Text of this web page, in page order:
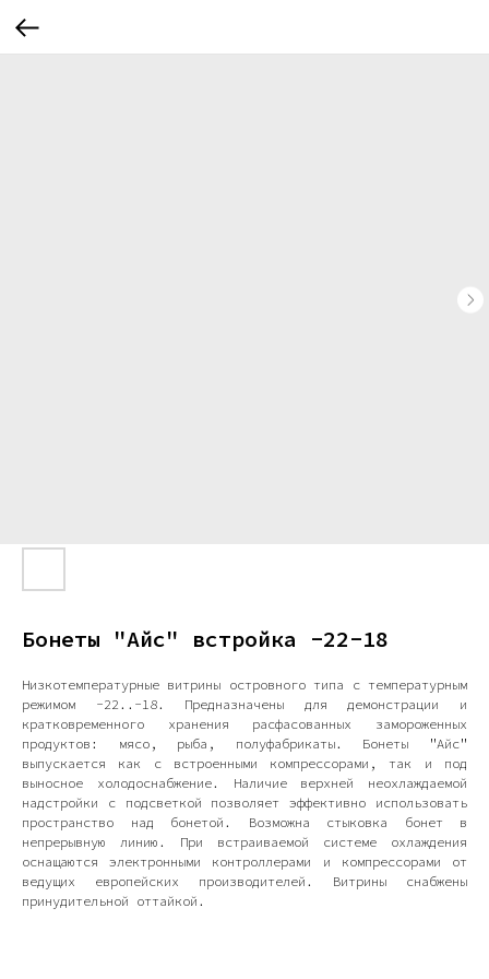
Бонеты "Айс" встройка -22-18
Низкотемпературные витрины островного типа с температурным
режимом -22..-18. Предназначены для демонстрации и
кратковременного хранения расфасованных замороженных
продуктов: мясо, рыба, полуфабрикаты. Бонеты "Айс"
выпускается как с встроенными компрессорами, так и под
выносное холодоснабжение. Наличие верхней неохлаждаемой
надстройки с подсветкой позволяет эффективно использовать
пространство над бонетой. Возможна стыковка бонет в
непрерывную линию. При встраиваемой системе охлаждения
оснащаются электронными контроллерами и компрессорами от
ведущих европейских производителей. Витрины снабжены
принудительной оттайкой.